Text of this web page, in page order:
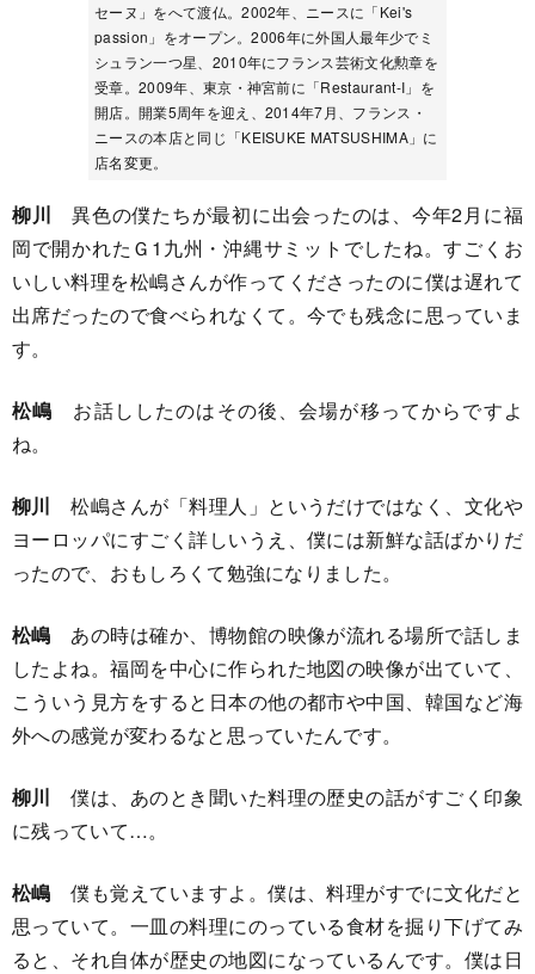
セーヌ」をへて渡仏。2002年、ニースに「Kei's
passion」をオープン。2006年に外国人最年少でミ
シュラン一つ星、2010年にフランス芸術文化勲章を
受章。2009年、東京・神宮前に「Restaurant-I」を
開店。開業5周年を迎え、2014年7月、フランス・
ニースの本店と同じ「KEISUKE MATSUSHIMA」に
店名変更。
柳川 異色の僕たちが最初に出会ったのは、今年2月に福
岡で開かれたＧ1九州・沖縄サミットでしたね。すごくお
いしい料理を松嶋さんが作ってくださったのに僕は遅れて
出席だったので食べられなくて。今でも残念に思っていま
す。
松嶋 お話ししたのはその後、会場が移ってからですよ
ね。
柳川 松嶋さんが「料理人」というだけではなく、文化や
ヨーロッパにすごく詳しいうえ、僕には新鮮な話ばかりだ
ったので、おもしろくて勉強になりました。
松嶋 あの時は確か、博物館の映像が流れる場所で話しま
したよね。福岡を中心に作られた地図の映像が出ていて、
こういう見方をすると日本の他の都市や中国、韓国など海
外への感覚が変わるなと思っていたんです。
柳川 僕は、あのとき聞いた料理の歴史の話がすごく印象
に残っていて…。
松嶋 僕も覚えていますよ。僕は、料理がすでに文化だと
思っていて。一皿の料理にのっている食材を掘り下げてみ
ると、それ自体が歴史の地図になっているんです。僕は日